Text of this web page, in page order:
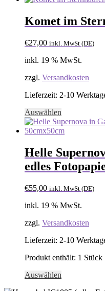
Komet im
€27,00 inkl. MwSt (DE)
inkl. 19 % MwSt.
zzgl. Versandkosten
Lieferzeit: 2-10
Auswählen
Helle
edles
€55,00 inkl. MwSt (DE)
inkl. 19 % MwSt.
zzgl. Versandkosten
Lieferzeit: 2-10
Produkt enthält: 1 Stück
Auswählen